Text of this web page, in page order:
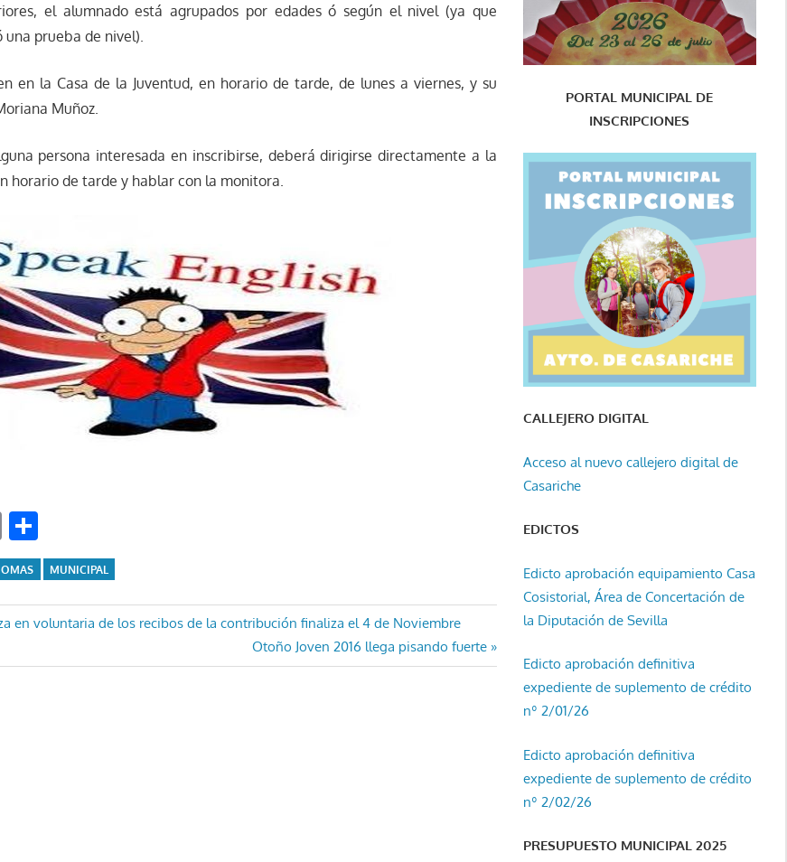
el alumnado está agrupados por edades ó según el nivel (ya que
prueba de nivel).
en la Casa de la Juventud, en horario de tarde, de lunes a viernes, y su
Muñoz.
persona interesada en inscribirse, deberá dirigirse directamente a la
horario de tarde y hablar con la monitora.
Email
MUNICIPAL
en voluntaria de los recibos de la contribución finaliza el 4 de Noviembre
Entrada
siguiente:
Otoño Joven 2016 llega pisando fuerte
PORTAL MUNICIPAL DE
INSCRIPCIONES
CALLEJERO DIGITAL
Acceso al nuevo callejero digital de
Casariche
EDICTOS
Edicto aprobación equipamiento Casa
Cosistorial, Área de Concertación de
la Diputación de Sevilla
Edicto aprobación definitiva
expediente de suplemento de crédito
nº 2/01/26
Edicto aprobación definitiva
expediente de suplemento de crédito
nº 2/02/26
PRESUPUESTO MUNICIPAL 2025